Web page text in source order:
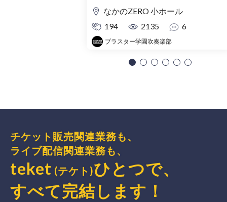
なかのZERO 小ホール
194
2135 6
ブラスター学園吹奏楽部
チケット販売関連業務も、
ライブ配信関連業務も、
teket (テケト)ひとつで、
すべて完結 します ！